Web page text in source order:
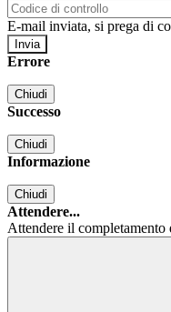
E-mail inviata, si prega di
Errore
Chiudi
Successo
Chiudi
Informazione
Chiudi
Attendere...
Attendere il completamento